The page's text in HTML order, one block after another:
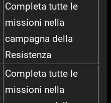
Completa tutte le
missioni nella
campagna della
Resistenza
Completa tutte le
missioni nella